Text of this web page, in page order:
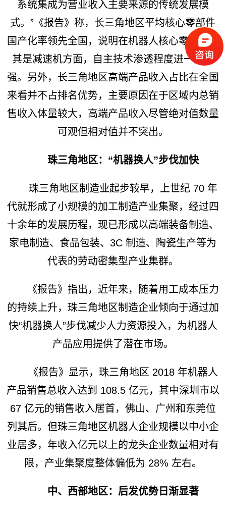
系统集成为营业收入主要来源的传统发展模
式。”《报告》称，长三角地区平均核心零部件
国产化率领先全国，说明在机器人核心零部件尤
其是减速机方面，自主技术渗透程度进一步加
强。另外，长三角地区高端产品收入占比在全国
来看并不占排名优势，主要原因在于区域内总销
售收入体量较大，高端产品收入尽管绝对值数量
可观但相对值并不突出。
珠三角地区：“机器换人”步伐加快
珠三角地区制造业起步较早，上世纪 70 年
代就形成了小规模的加工制造产业集聚，经过四
十余年的发展历程，现已形成以高端装备制造、
家电制造、食品包装、3C 制造、陶瓷生产等为
代表的劳动密集型产业集群。
《报告》指出，近年来，随着用工成本压力
的持续上升，珠三角地区制造企业倾向于通过加
快“机器换人”步伐减少人力资源投入，为机器人
产品应用提供了潜在市场。
《报告》显示，珠三角地区 2018 年机器人
产品销售总收入达到 108.5 亿元，其中深圳市以
67 亿元的销售收入居首，佛山、广州和东莞位
列其后。但珠三角地区机器人企业规模以中小企
业居多，年收入亿元以上的龙头企业数量相对有
限，产业集聚度整体偏低为 28% 左右。
中、西部地区：后发优势日渐显著